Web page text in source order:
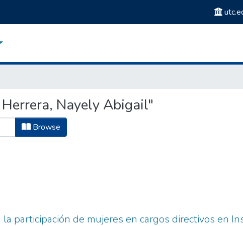
Nayely Abigail"
Browse
la participación de mujeres en cargos directivos en